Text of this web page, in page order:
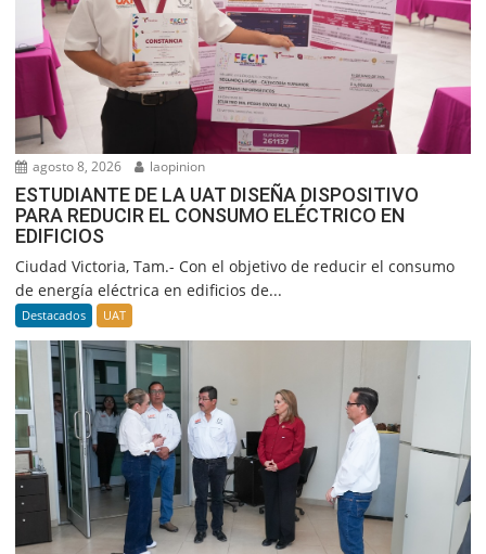
agosto 8, 2026 laopinion
ESTUDIANTE DE LA UAT DISEÑA DISPOSITIVO
PARA REDUCIR EL CONSUMO ELÉCTRICO EN
EDIFICIOS
Ciudad Victoria, Tam.- Con el objetivo de reducir el consumo
de energía eléctrica en edificios de...
Destacados UAT